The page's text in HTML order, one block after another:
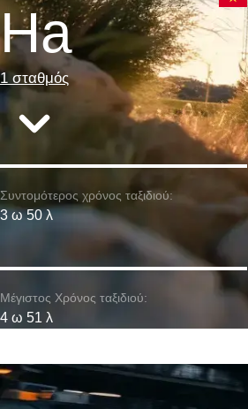
Ha
1 σταθμός
Συντομότερος χρόνος ταξιδιού:
3 ω 50 λ
Μέγιστος Χρόνος ταξιδιού:
4 ω 51 λ